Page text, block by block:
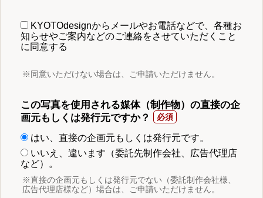
KYOTOdesignからメールやお電話などで、各種お
知らせやご案内などのご連絡をさせていただくこと
に同意する
※同意いただけない場合は、ご申請いただけません。
この写真を使用される媒体（制作物）の直接の企
画元もしくは発行元ですか？
はい、直接の企画元もしくは発行元です。
いいえ、違います（委託先制作会社、広告代理店
など）。
※直接の企画元もしくは発行元でない（委託制作会社様、
広告代理店様など）場合は、ご申請いただけません。